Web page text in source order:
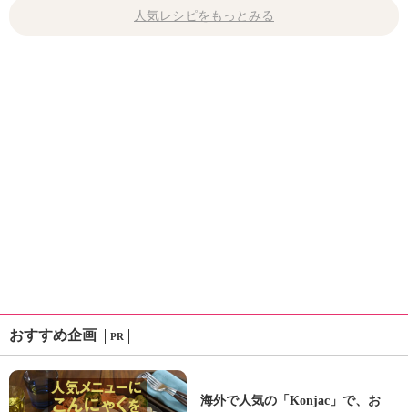
人気レシピをもっとみる
おすすめ企画 PR
海外で人気の「Konjac」で、お